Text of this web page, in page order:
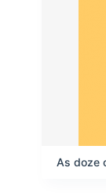
As doze